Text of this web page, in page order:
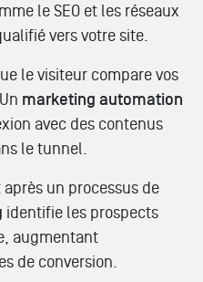
le SEO et les réseaux
vers votre site.
le visiteur compare vos
marketing automation
avec des contenus
le tunnel.
un processus de
identifie les prospects
augmentant
de conversion.